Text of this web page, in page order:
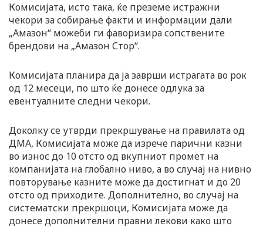
Комисијата, исто така, ќе преземе истражни
чекори за собирање факти и информации дали
„Амазон“ можеби ги фаворизира сопствените
брендови на „Амазон Стор“.
Комисијата планира да ја заврши истрагата во рок
од 12 месеци, по што ќе донесе одлука за
евентуалните следни чекори.
Доколку се утврди прекршување на правилата од
ДМА, Комисијата може да изрече парични казни
во износ до 10 отсто од вкупниот промет на
компанијата на глобално ниво, а во случај на нивно
повторување казните може да достигнат и до 20
отсто од приходите. Дополнително, во случај на
систематски прекршоци, Комисијата може да
донесе дополнителни правни лекови како што